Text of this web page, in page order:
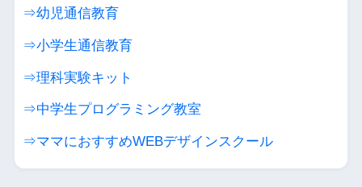
⇒幼児通信教育
⇒小学生通信教育
⇒理科実験キット
⇒中学生プログラミング教室
⇒ママにおすすめWEBデザインスクール